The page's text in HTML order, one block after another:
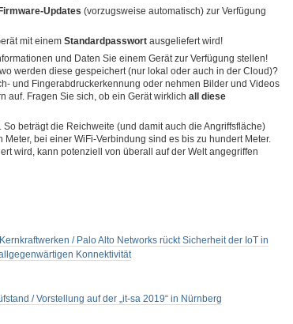
Firmware-Updates (vorzugsweise automatisch) zur Verfügung
mit einem Standardpasswort ausgeliefert wird!
und Daten Sie einem Gerät zur Verfügung stellen!
werden diese gespeichert (nur lokal oder auch in der Cloud)?
und Fingerabdruckerkennung oder nehmen Bilder und Videos
auf. Fragen Sie sich, ob ein Gerät wirklich all diese
So beträgt die Reichweite (und damit auch die Angriffsfläche)
Meter, bei einer WiFi-Verbindung sind es bis zu hundert Meter.
wird, kann potenziell von überall auf der Welt angegriffen
/ Palo Alto Networks rückt Sicherheit der IoT in
Konnektivität
/ Vorstellung auf der „it-sa 2019“ in Nürnberg